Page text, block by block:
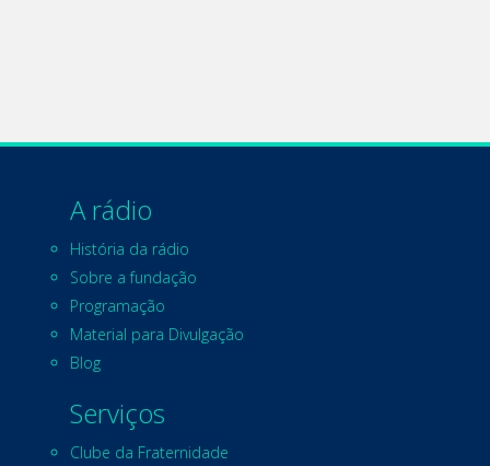
A rádio
História da rádio
Sobre a fundação
Programação
Material para Divulgação
Blog
Serviços
Clube da Fraternidade